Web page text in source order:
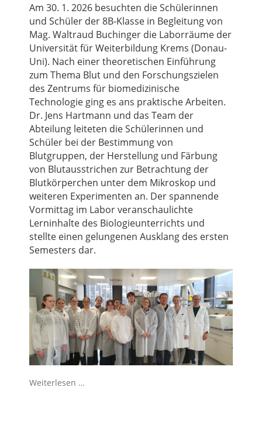
Am 30. 1. 2026 besuchten die Schülerinnen
und Schüler der 8B-Klasse in Begleitung von
Mag. Waltraud Buchinger die Laborräume der
Universität für Weiterbildung Krems (Donau-
Uni). Nach einer theoretischen Einführung
zum Thema Blut und den Forschungszielen
des Zentrums für biomedizinische
Technologie ging es ans praktische Arbeiten.
Dr. Jens Hartmann und das Team der
Abteilung leiteten die Schülerinnen und
Schüler bei der Bestimmung von
Blutgruppen, der Herstellung und Färbung
von Blutausstrichen zur Betrachtung der
Blutkörperchen unter dem Mikroskop und
weiteren Experimenten an. Der spannende
Vormittag im Labor veranschaulichte
Lerninhalte des Biologieunterrichts und
stellte einen gelungenen Ausklang des ersten
Semesters dar.
Weiterlesen …